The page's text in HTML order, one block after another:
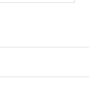
PHYSIOLOGIQUE